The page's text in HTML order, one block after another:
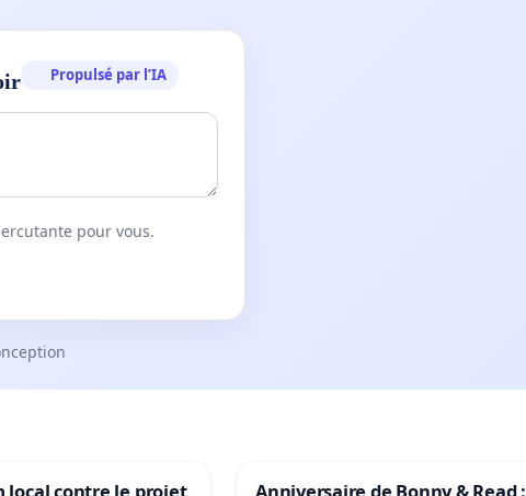
Propulsé par l’IA
pour vous.
local contre le projet
Anniversaire de Bonny & Read :